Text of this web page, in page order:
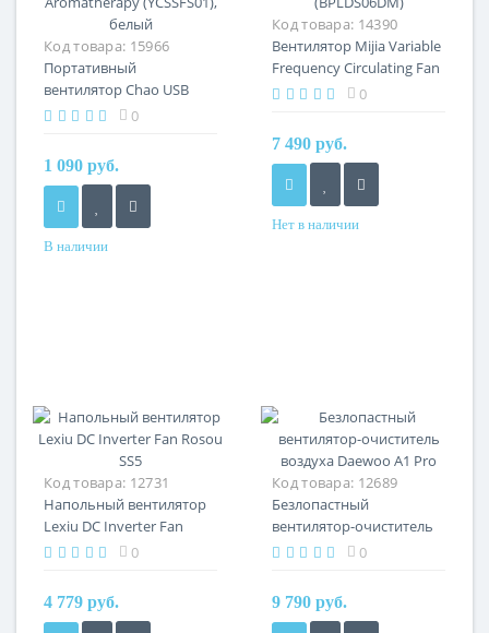
Код товара: 15966
Портативный
вентилятор Chao USB
Portable Fan For
белый
0
1 090 руб.
В наличии
Код товара: 14390
Вентилятор Mijia Variable
Frequency Circulating Fan
(BPLDS06DM)0
7 490 руб.
Нет в наличии
Код товара: 12731
Напольный вентилятор
Lexiu DC Inverter Fan
Rosou SS5
0
4 779 руб.
Код товара: 12689
Безлопастный
вентилятор-очиститель
воздуха Daewoo A1 Pro
0
9 790 руб.